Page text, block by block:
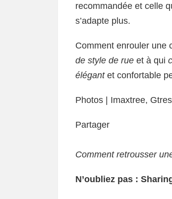
recommandée et celle
s’adapte plus.
Comment enrouler une
de style de rue et à qui
élégantet confortable
Photos | Imaxtree, Gtres
Partager
Comment retrousser
N’oubliez pas :